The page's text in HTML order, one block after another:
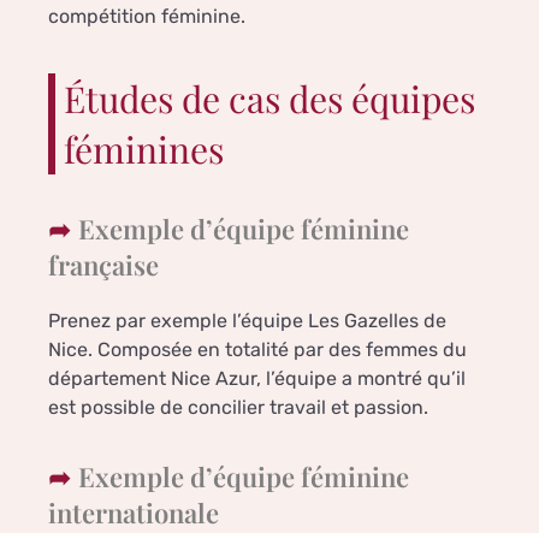
compétition féminine.
Études de cas des équipes
féminines
Exemple d’équipe féminine
française
Prenez par exemple l’équipe Les Gazelles de
Nice. Composée en totalité par des femmes du
département Nice Azur, l’équipe a montré qu’il
est possible de concilier travail et passion.
Exemple d’équipe féminine
internationale